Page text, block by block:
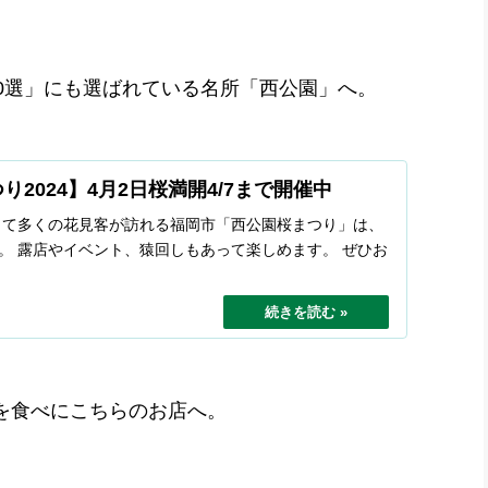
」にも選ばれている名所「西公園」へ。
2024】4月2日桜満開4/7まで開催中
多くの花見客が訪れる福岡市「西公園桜まつり」は、
露店やイベント、猿回しもあって楽しめます。 ぜひお
2024.04.14
べにこちらのお店へ。